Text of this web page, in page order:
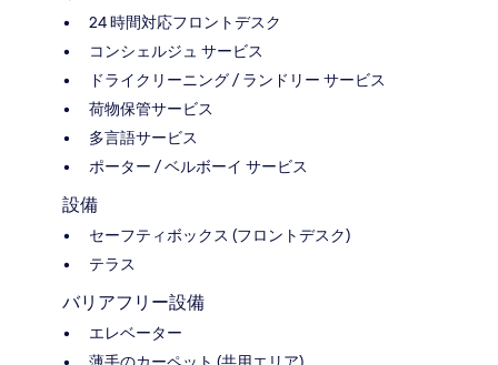
24 時間対応フロントデスク
コンシェルジュ サービス
ドライクリーニング / ランドリー サービス
荷物保管サービス
多言語サービス
ポーター / ベルボーイ サービス
設備
セーフティボックス (フロントデスク)
テラス
バリアフリー設備
エレベーター